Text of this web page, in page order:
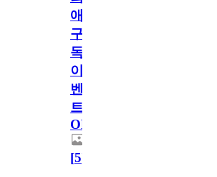
애
구
독
이
벤
트
OPEN!
[5]